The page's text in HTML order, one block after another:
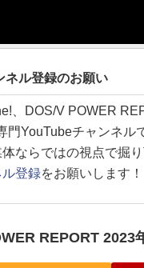
ネル登録のお願い
、DOS/V POWER
YouTubeチャンネル
ならではの視点で掘
登録をお願いします！
REPORT 2023